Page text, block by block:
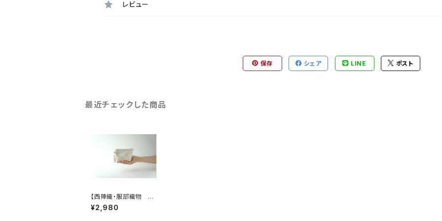
レビュー
保存 シェア LINE ポスト
最近チェックした商品
【西陣織・服部織物 シ
ルバー シルク帯リメイ
ク ミニポーチ】カード
¥2,980